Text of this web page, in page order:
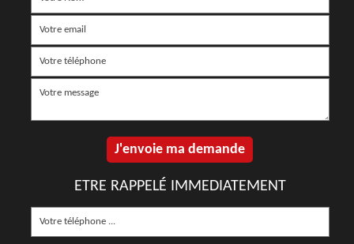
ETRE RAPPELÉ IMMEDIATEMENT